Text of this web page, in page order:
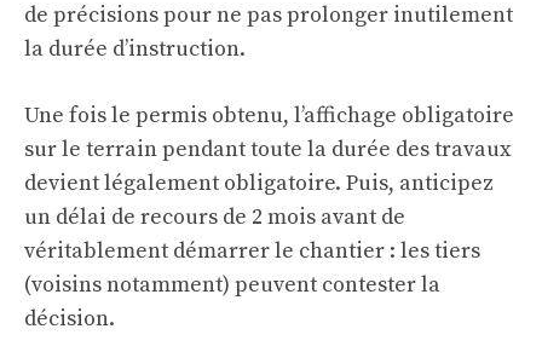
de précisions pour ne pas prolonger inutilement
la durée d’instruction.
Une fois le permis obtenu, l’affichage obligatoire
sur le terrain pendant toute la durée des travaux
devient légalement obligatoire. Puis, anticipez
un délai de recours de 2 mois avant de
véritablement démarrer le chantier : les tiers
(voisins notamment) peuvent contester la
décision.